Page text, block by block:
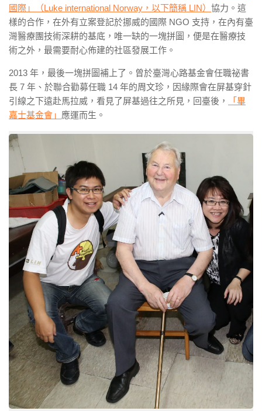
國際」（Luke international Norway ，以下簡稱 LIN） 協力。這
樣的合作，在外有立案登記於挪威的國際 NGO 支持，在內有臺
灣醫療團技術深耕的基底，唯一缺的一塊拼圖，便是在醫療技
術之外，最需要耐心佈建的社區發展工作。
2013 年，最後一塊拼圖補上了。曾於臺灣心路基金會任職祕書
長 7 年、於聯合勸募任職 14 年的周文珍，因緣際會在屏基穿針
引線之下遠赴馬拉威，看見了屏基過往之所見，回臺後，
「畢
嘉士基金會」 應運而生。